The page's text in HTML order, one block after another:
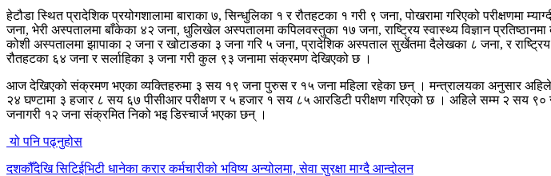
हेटौडा स्थित प्रादेशिक प्रयोगशालामा बाराका ७, सिन्धुलिका १ र रौतहटका १ गरी ९ जना, पोखरामा गरिएको
जना, भेरी अस्पतालमा बाँकेका ४२ जना, धुलिखेल अस्पतालमा कपिलवस्तुका १७ जना, राष्ट्रिय स्वास्थ्य विज्ञान
कोशी अस्पतालमा झापाका २ जना र खोटाङका ३ जना गरि ५ जना, प्रादेशिक अस्पताल सुर्खेतमा दैलेखका ८ जना, र
रौतहटका ६४ जना र सर्लाहिका ३ जना गरी कुल ९३ जनामा संक्रमण देखिएको छ ।
आज देखिएको संक्रमण भएका व्यक्तिहरुमा ३ सय १९ जना पुरुस र १५ जना महिला रहेका छन् । मन्त्रालयका अनुसार
२४ घण्टामा ३ हजार ८ सय ६७ पीसीआर परीक्षण र ५ हजार १ सय ८५ आरडिटी परीक्षण गरिएको छ । अहिले सम्म २ सय
जनागरी १२ जना संक्रमित निको भइ डिस्चार्ज भएका छन् ।
यो पनि पढ्नुहोस
दशकौँदेखि सिटिईभिटी धानेका करार कर्मचारीको भविष्य अन्योलमा, सेवा सुरक्षा माग्दै आन्दोलन